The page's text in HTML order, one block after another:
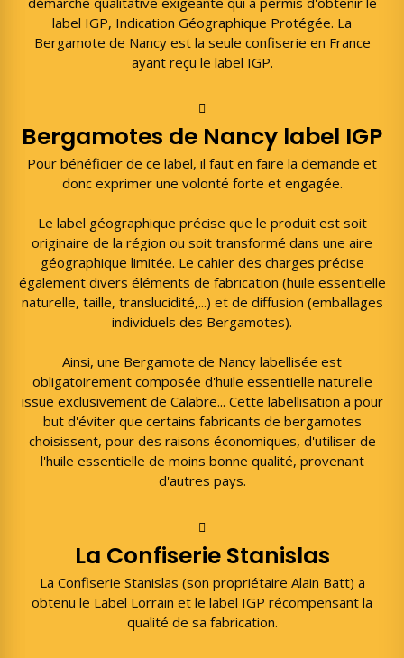
label IGP, Indication Géographique Protégée. La
Bergamote de Nancy est la seule confiserie en France
ayant reçu le label IGP.
Bergamotes de Nancy label IGP
Pour bénéficier de ce label, il faut en faire la demande et
donc exprimer une volonté forte et engagée.
Le label géographique précise que le produit est soit
originaire de la région ou soit transformé dans une aire
géographique limitée. Le cahier des charges précise
également divers éléments de fabrication (huile essentielle
naturelle, taille, translucidité,...) et de diffusion (emballages
individuels des Bergamotes).
Ainsi, une Bergamote de Nancy labellisée est
obligatoirement composée d'huile essentielle naturelle
issue exclusivement de Calabre... Cette labellisation a pour
but d'éviter que certains fabricants de bergamotes
choisissent, pour des raisons économiques, d'utiliser de
l'huile essentielle de moins bonne qualité, provenant
d'autres pays.
La Confiserie Stanislas
La Confiserie Stanislas (son propriétaire Alain Batt) a
obtenu le Label Lorrain et le label IGP récompensant la
qualité de sa fabrication.